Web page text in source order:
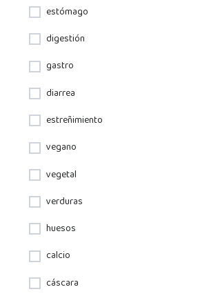
estómago
digestión
gastro
diarrea
estreñimiento
vegano
vegetal
verduras
huesos
calcio
cáscara